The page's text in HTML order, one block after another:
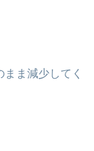
ま減少してく